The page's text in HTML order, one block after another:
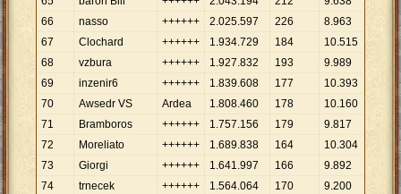
66
nasso ++++++ 2.025.597 226 8.963
67
Clochard ++++++ 1.934.729 184 10.515
68
vzbura ++++++ 1.927.832 193 9.989
69
inzenir6 ++++++ 1.839.608 177 10.393
70
Awsedr VS Ardea 1.808.460 178 10.160
71
Bramboros ++++++ 1.757.156 179 9.817
72
Moreliato ++++++ 1.689.838 164 10.304
73
Giorgi ++++++ 1.641.997 166 9.892
74
trnecek ++++++ 1.564.064 170 9.200